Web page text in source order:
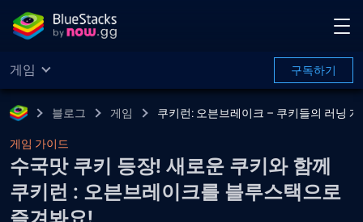
게임 구독하기
블로그 게임 쿠키런: 오븐브레이크 – 쿠키들의 러닝
게임 가이드
수국맛 쿠키 등장! 새로운 쿠키와 함께
쿠키런 : 오븐브레이크를 블루스택으로